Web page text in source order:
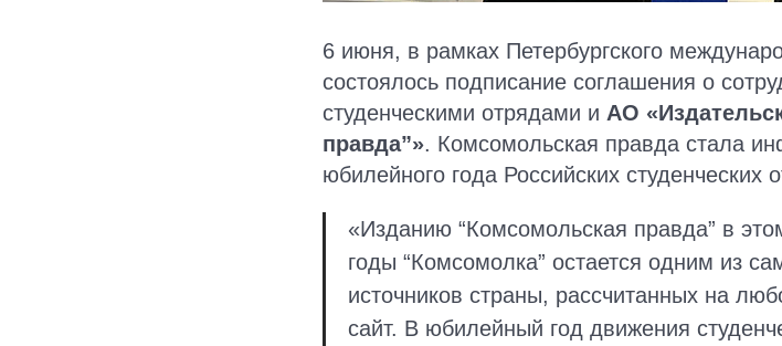
6 июня, в рамках Петербургского
состоялось подписание соглашения о
студенческими отрядами и АО
правда”». Комсомольская правда стала
юбилейного года Российских студенческих
«Изданию “Комсомольская правда” в
годы “Комсомолка” остается одним из
источников страны, рассчитанных на
сайт. В юбилейный год движения